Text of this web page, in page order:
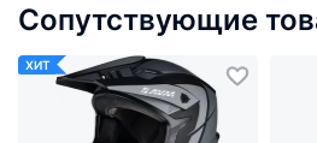
Сопутствующие
ХИТ